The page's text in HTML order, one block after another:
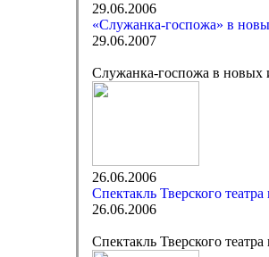
29.06.2006
«Служанка-госпожа» в
29.06.2007
Служанка-госпожа в новых
26.06.2006
Спектакль Тверского театра
26.06.2006
Спектакль Тверского театра